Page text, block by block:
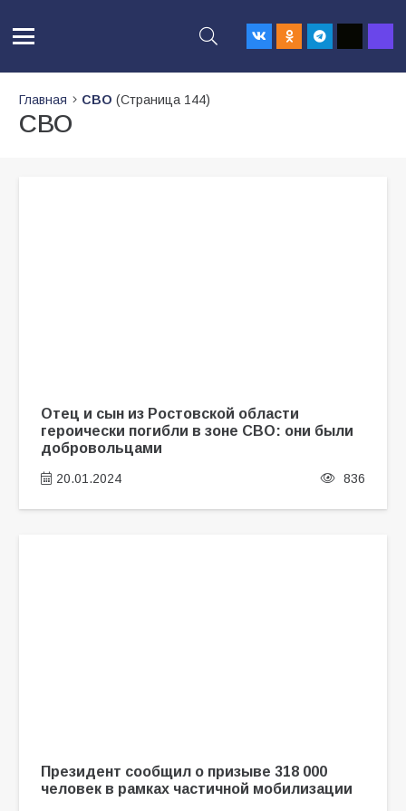
Главная СВО (Страница 144)
СВО
Отец и сын из Ростовской области
героически погибли в зоне СВО: они были
добровольцами
20.01.2024 836
Президент сообщил о призыве 318 000
человек в рамках частичной мобилизации